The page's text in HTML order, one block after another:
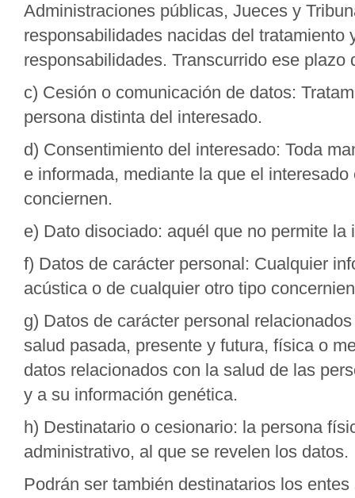
Administraciones públicas, Jueces y
responsabilidades nacidas del
responsabilidades. Transcurrido ese
c) Cesión o comunicación de datos:
persona distinta del interesado.
d) Consentimiento del interesado: Toda
e informada, mediante la que el
conciernen.
e) Dato disociado: aquél que no permite
f) Datos de carácter personal: Cualquier
acústica o de cualquier otro tipo
g) Datos de carácter personal
salud pasada, presente y futura, física o
datos relacionados con la salud de las
y a su información genética.
h) Destinatario o cesionario: la persona
administrativo, al que se revelen los datos.
Podrán ser también destinatarios los